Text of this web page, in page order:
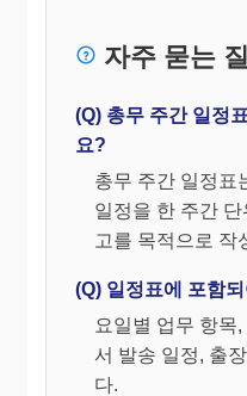
자주 묻는
(Q) 총무 주간 일정
요?
총무 주간 일정표
일정을 한 주간
고를 목적으로 작
(Q) 일정표에 포함
요일별 업무 항목
서 발송 일정, 출
다.